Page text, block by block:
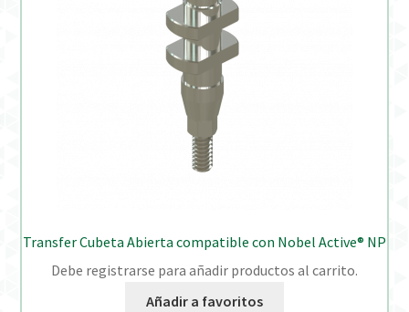
Transfer Cubeta Abierta compatible con Nobel Active® NP
Debe registrarse para añadir productos al carrito.
Añadir a favoritos